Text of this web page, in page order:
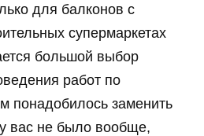
для балконов с
супермаркетах
большой выбор
работ по
понадобилось заменить
вас не было вообще,